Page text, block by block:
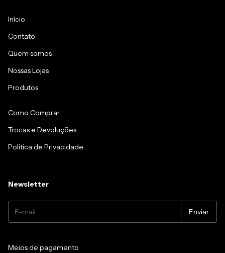
Início
Contato
Quem somos
Nossas Lojas
Produtos
Como Comprar
Trocas e Devoluções
Política de Privacidade
Newsletter
Meios de pagamento